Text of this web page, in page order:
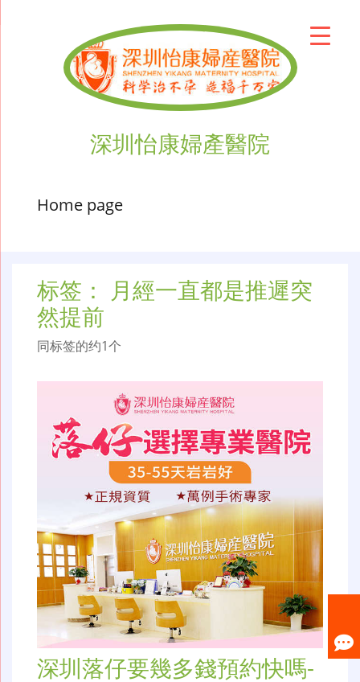
深圳怡康婦產醫院
Home page
标签：
月經一直都是推遲突
然提前
同标签的约1个
深圳落仔要幾多錢預約快嗎-